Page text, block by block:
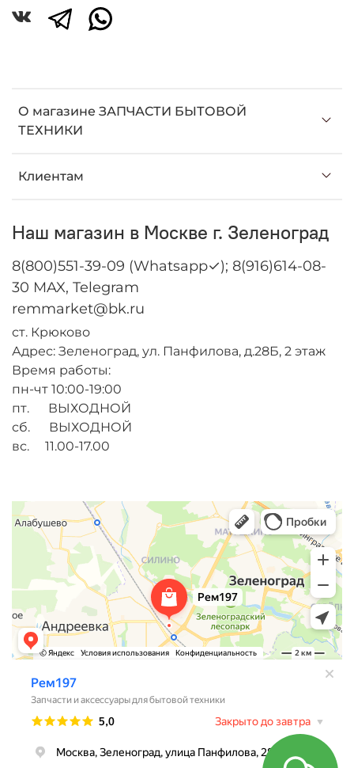
О магазине ЗАПЧАСТИ БЫТОВОЙ
ТЕХНИКИ
Клиентам
Наш магазин в Москве г. Зеленоград
8(800)551-39-09 (Whatsapp✓); 8(916)614-08-
30 MAX, Telegram
remmarket@bk.ru
ст. Крюково
Адрес: Зеленоград, ул. Панфилова, д.28Б, 2 этаж
Время работы:
пн-чт 10:00-19:00
пт. ВЫХОДНОЙ
сб. ВЫХОДНОЙ
вс. 11.00-17.00